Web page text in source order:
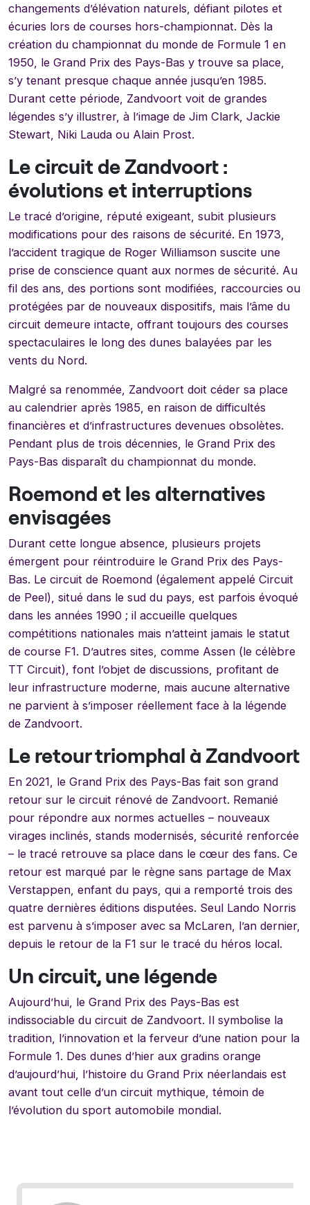
changements d’élévation naturels, défiant pilotes et
écuries lors de courses hors-championnat. Dès la
création du championnat du monde de Formule 1 en
1950, le Grand Prix des Pays-Bas y trouve sa place,
s’y tenant presque chaque année jusqu’en 1985.
Durant cette période, Zandvoort voit de grandes
légendes s’y illustrer, à l’image de Jim Clark, Jackie
Stewart, Niki Lauda ou Alain Prost.
Le circuit de Zandvoort :
évolutions et interruptions
Le tracé d’origine, réputé exigeant, subit plusieurs
modifications pour des raisons de sécurité. En 1973,
l’accident tragique de Roger Williamson suscite une
prise de conscience quant aux normes de sécurité. Au
fil des ans, des portions sont modifiées, raccourcies ou
protégées par de nouveaux dispositifs, mais l’âme du
circuit demeure intacte, offrant toujours des courses
spectaculaires le long des dunes balayées par les
vents du Nord.
Malgré sa renommée, Zandvoort doit céder sa place
au calendrier après 1985, en raison de difficultés
financières et d’infrastructures devenues obsolètes.
Pendant plus de trois décennies, le Grand Prix des
Pays-Bas disparaît du championnat du monde.
Roemond et les alternatives
envisagées
Durant cette longue absence, plusieurs projets
émergent pour réintroduire le Grand Prix des Pays-
Bas. Le circuit de Roemond (également appelé Circuit
de Peel), situé dans le sud du pays, est parfois évoqué
dans les années 1990 ; il accueille quelques
compétitions nationales mais n’atteint jamais le statut
de course F1. D’autres sites, comme Assen (le célèbre
TT Circuit), font l’objet de discussions, profitant de
leur infrastructure moderne, mais aucune alternative
ne parvient à s’imposer réellement face à la légende
de Zandvoort.
Le retour triomphal à Zandvoort
En 2021, le Grand Prix des Pays-Bas fait son grand
retour sur le circuit rénové de Zandvoort. Remanié
pour répondre aux normes actuelles – nouveaux
virages inclinés, stands modernisés, sécurité renforcée
– le tracé retrouve sa place dans le cœur des fans. Ce
retour est marqué par le règne sans partage de Max
Verstappen, enfant du pays, qui a remporté trois des
quatre dernières éditions disputées. Seul Lando Norris
est parvenu à s’imposer avec sa McLaren, l’an dernier,
depuis le retour de la F1 sur le tracé du héros local.
Un circuit, une légende
Aujourd’hui, le Grand Prix des Pays-Bas est
indissociable du circuit de Zandvoort. Il symbolise la
tradition, l’innovation et la ferveur d’une nation pour la
Formule 1. Des dunes d’hier aux gradins orange
d’aujourd’hui, l’histoire du Grand Prix néerlandais est
avant tout celle d’un circuit mythique, témoin de
l’évolution du sport automobile mondial.